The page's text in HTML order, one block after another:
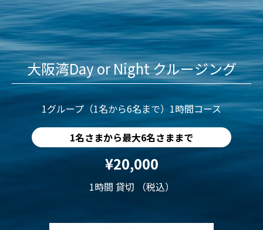
大阪湾Day or Night クルージング
1グループ（1名から6名まで）1時間コース
1名さまから最大6名さままで
¥20,000
1時間 貸切 （税込）